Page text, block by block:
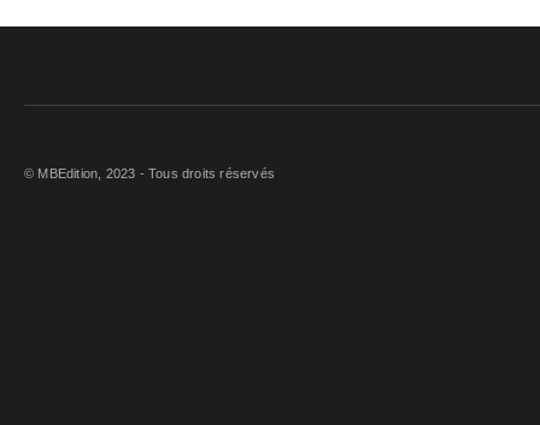
© MBEdition, 2023 - Tous droits réservés